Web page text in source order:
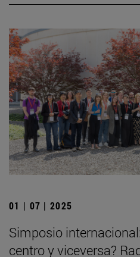
01 | 07 | 2025
Simposio
centro y viceversa?